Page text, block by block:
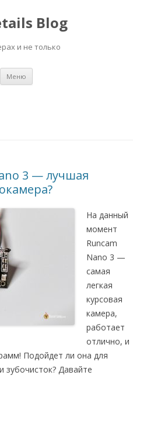
Blog
и не только
Меню
3 — лучшая
На данный
момент
Runcam
Nano 3 —
самая
легкая
курсовая
камера,
работает
отлично, и
Подойдет ли она для
зубочисток? Давайте